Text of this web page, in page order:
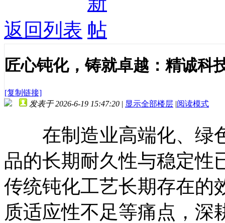
返回列表
匠心钝化，铸就卓越：精诚科
[复制链接]
发表于 2026-6-19 15:47:20 | 显示全部楼层 |阅读模式
在制造业高端化、绿
品的长期耐久性与稳定性
传统钝化工艺长期存在的
质适应性不足等痛点，深